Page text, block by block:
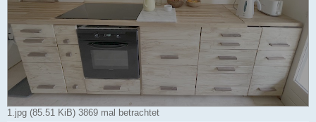
1.jpg (85.51 KiB) 3869 mal betrachtet